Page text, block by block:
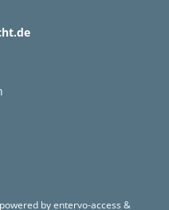
by entervo-access &